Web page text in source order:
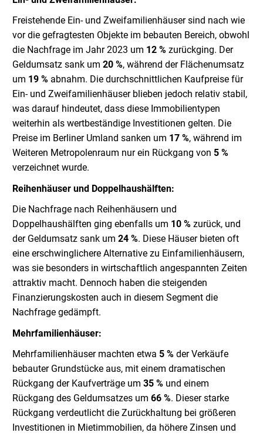
Freistehende Ein- und Zweifamilienhäuser sind nach wie
vor die gefragtesten Objekte im bebauten Bereich, obwohl
die Nachfrage im Jahr 2023 um 12 % zurückging. Der
Geldumsatz sank um 20 %, während der Flächenumsatz
um 19 % abnahm. Die durchschnittlichen Kaufpreise für
Ein- und Zweifamilienhäuser blieben jedoch relativ stabil,
was darauf hindeutet, dass diese Immobilientypen
weiterhin als wertbeständige Investitionen gelten. Die
Preise im Berliner Umland sanken um 17 %, während im
Weiteren Metropolenraum nur ein Rückgang von 5 %
verzeichnet wurde.
Reihenhäuser und Doppelhaushälften:
Die Nachfrage nach Reihenhäusern und
Doppelhaushälften ging ebenfalls um 10 % zurück, und
der Geldumsatz sank um 24 %. Diese Häuser bieten oft
eine erschwinglichere Alternative zu Einfamilienhäusern,
was sie besonders in wirtschaftlich angespannten Zeiten
attraktiv macht. Dennoch haben die steigenden
Finanzierungskosten auch in diesem Segment die
Nachfrage gedämpft.
Mehrfamilienhäuser:
Mehrfamilienhäuser machten etwa 5 % der Verkäufe
bebauter Grundstücke aus, mit einem dramatischen
Rückgang der Kaufverträge um 35 % und einem
Rückgang des Geldumsatzes um 66 %. Dieser starke
Rückgang verdeutlicht die Zurückhaltung bei größeren
Investitionen in Mietimmobilien, da höhere Zinsen und